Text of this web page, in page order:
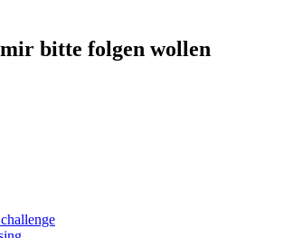
bitte folgen wollen